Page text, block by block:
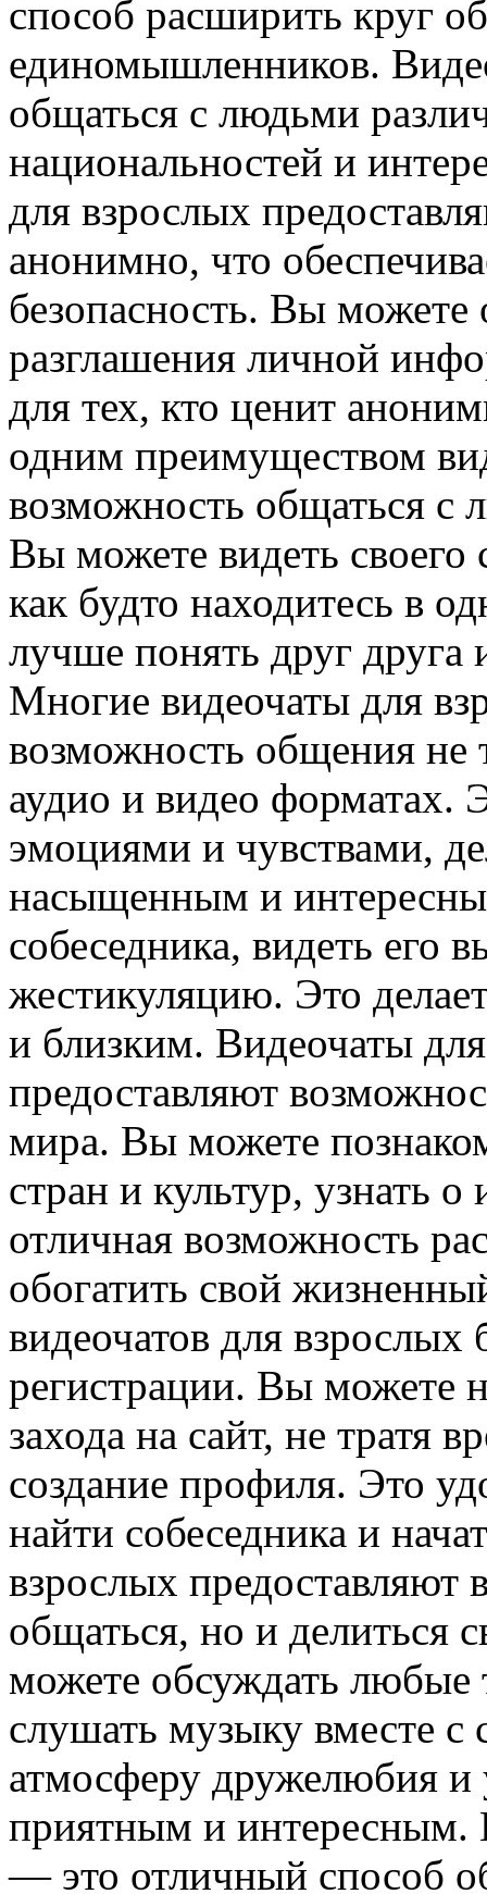
способ расширить круг
единомышленников.
общаться с людьми
национальностей и
для взрослых
анонимно, что
безопасность. Вы можете
разглашения личной
для тех, кто ценит
одним преимуществом
возможность общаться с
Вы можете видеть своего
как будто находитесь в
лучше понять друг
Многие видеочаты для
возможность общения не
аудио и видео форматах.
эмоциями и чувствами,
насыщенным и
собеседника, видеть его
жестикуляцию. Это
и близким. Видеочаты
предоставляют
мира. Вы можете
стран и культур, узнать
отличная возможность
обогатить свой
видеочатов для
регистрации. Вы можете
захода на сайт, не тратя
создание профиля. Это
найти собеседника и
взрослых предоставляют
общаться, но и делиться
можете обсуждать
слушать музыку вместе с
атмосферу дружелюбия и
приятным и интересным.
— это отличный способ